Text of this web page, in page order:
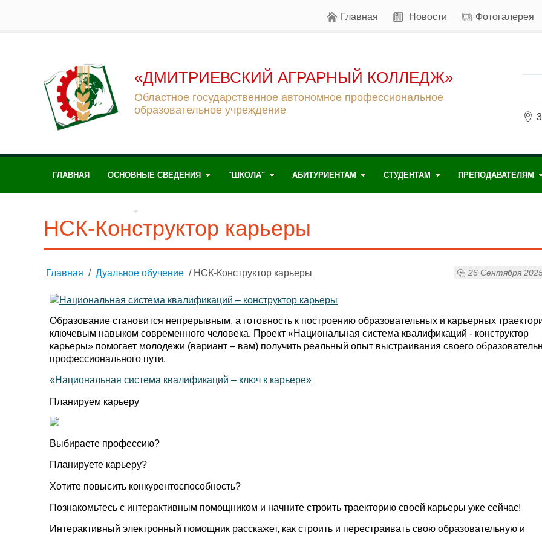
Главная Новости Фотогалерея
«ДМИТРИЕВСКИЙ АГРАРНЫЙ КОЛЛЕДЖ»
Областное государственное автономное профессиональное
образовательное учреждение
ГЛАВНАЯ ОСНОВНЫЕ СВЕДЕНИЯ "ШКОЛА" АБИТУРИЕНТАМ СТУДЕНТАМ ПРЕПОДАВАТЕЛЯМ
НСК-Конструктор карьеры
Главная / Дуальное обучение / НСК-Конструктор карьеры 26 Сентября
Образование становится непрерывным, а готовность к построению образовательных и карьерных
ключевым навыком современного человека. Проект «Национальная система квалификаций - конструктор
карьеры» помогает молодежи (вариант – вам) получить реальный опыт выстраивания своего
профессионального пути.
«Национальная система квалификаций – ключ к карьере»
Планируем карьеру
Выбираете профессию?
Планируете карьеру?
Хотите повысить конкурентоспособность?
Познакомьтесь с интерактивным помощником и начните строить траекторию своей карьеры уже сейчас!
Интерактивный электронный помощник расскажет, как строить и перестраивать свою образовательную и